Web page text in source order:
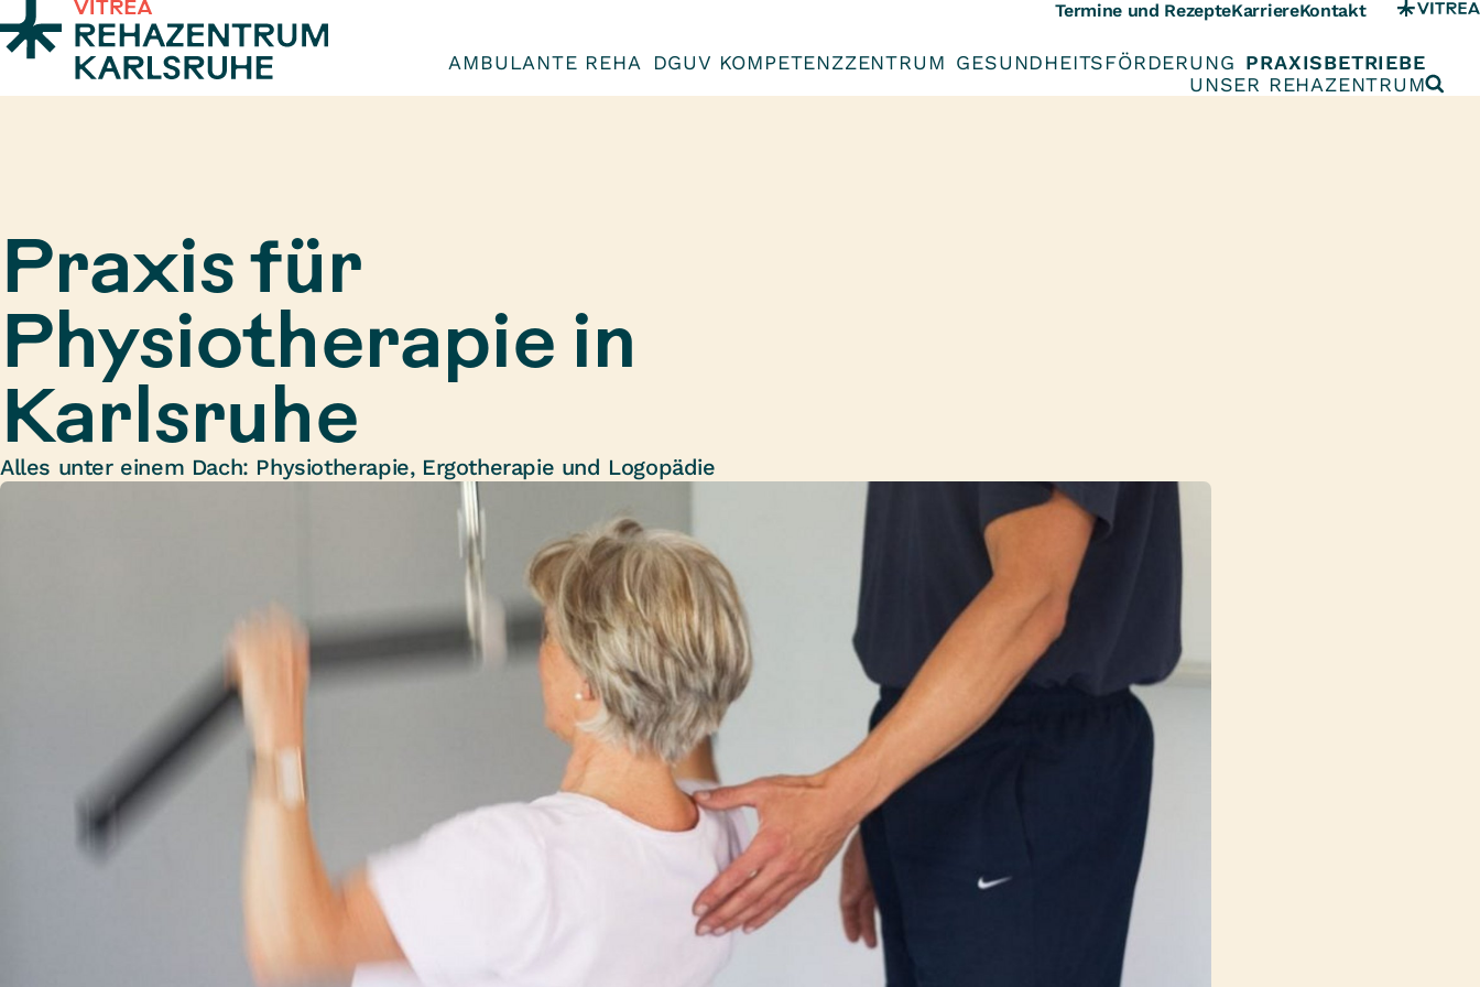
Zum Inhalt springen Termine und RezepteKarriereKontakt
AMBULANTE REHA DGUV KOMPETENZZENTRUM GESUNDHEITSFÖRDERUNG PRAXISBETRIEBE
UNSER REHAZENTRUM
Praxis für
Physiotherapie in
Karlsruhe
Alles unter einem Dach: Physiotherapie, Ergotherapie und Logopädie